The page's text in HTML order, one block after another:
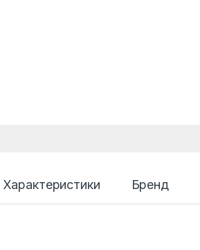
Характеристики Бренд